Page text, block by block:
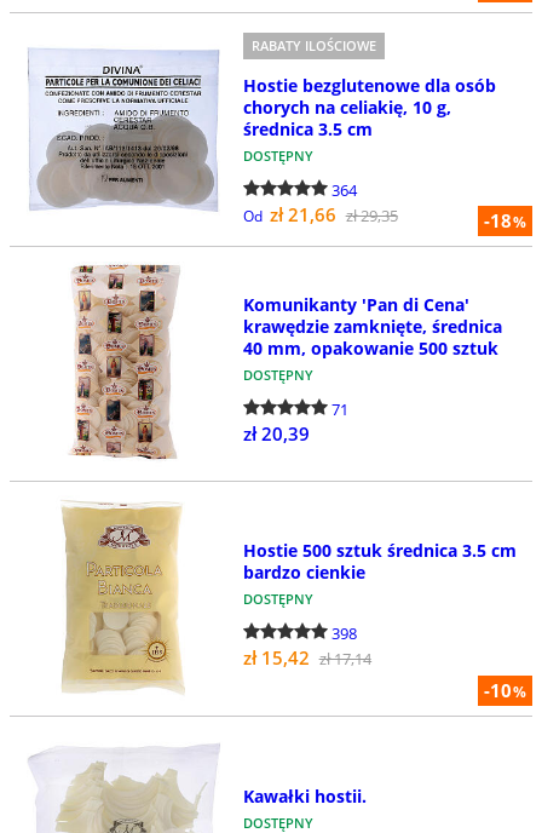
-18%
RABATY ILOŚCIOWE
Hostie bezglutenowe dla osób
chorych na celiakię, 10 g,
średnica 3.5 cm
DOSTĘPNY
364
Od zł 21,66 zł 29,35
Komunikanty 'Pan di Cena'
krawędzie zamknięte, średnica
40 mm, opakowanie 500 sztuk
DOSTĘPNY
71
zł 20,39
-10%
Hostie 500 sztuk średnica 3.5 cm
bardzo cienkie
DOSTĘPNY
398
zł 15,42 zł 17,14
Kawałki hostii.
DOSTĘPNY